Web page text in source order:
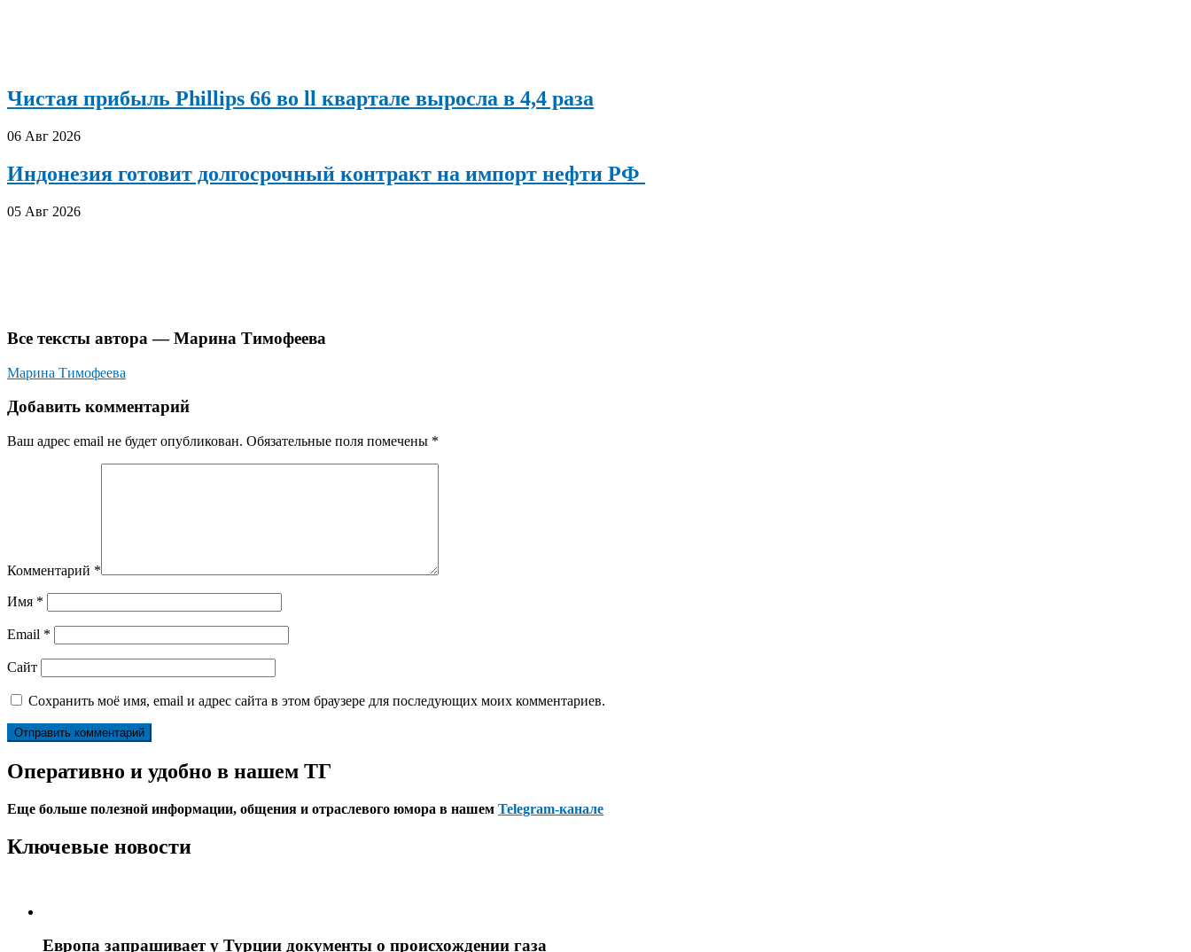
Чистая прибыль Phillips 66 во ll квартале выросла в 4,4 раза
06 Авг 2026
Индонезия готовит долгосрочный контракт на импорт нефти РФ
05 Авг 2026
Все тексты автора — Марина Тимофеева
Марина Тимофеева
Добавить комментарий
Ваш адрес email не будет опубликован. Обязательные поля помечены *
Комментарий *
Имя *
Email *
Сайт
Сохранить моё имя, email и адрес сайта в этом браузере для последующих моих комментариев.
Оперативно и удобно в нашем ТГ
Еще больше полезной информации, общения и отраслевого юмора в нашем Telegram-канале
Ключевые новости
Европа запрашивает у Турции документы о происхождении газа